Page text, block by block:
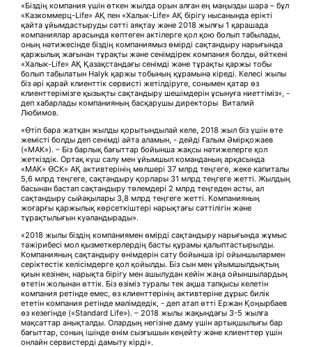
«Біздің компания үшін өткен жылда орын алған ең маңызды шара – бұл
«Казкоммерц-Life» АҚ пен «Халык-Life» АҚ бірігу нысанында ерікті
қайта ұйымдастыруды сәтті аяқтау және 2018 жылғы 1 қарашада
компаниялар арасында көптеген актілерге қол қою болып табылады,
оның нәтижесінде біздің компаниямыз өмірді сақтандыру нарығында
қаржылық жағынан тұрақты және сенімдірек компания болды, өйткені
«Халык-Life» АҚ Қазақстандағы сенімді және тұрақты қаржы тобы
болып табылатын Halyk қаржы тобының құрамына кіреді. Келесі жылы
біз әрі қарай клиенттік сервисті жетілдіруге, сонымен қатар өз
клиенттерімізге қызықты сақтандыру шешімдерін ұсынуға ниеттіміз», -
деп хабарлады компанияның басқарушы директоры Виталий
Любимов.
«Өтіп бара жатқан жылды қорытындылай келе, 2018 жыл біз үшін өте
жемісті болды деп сенімді айта аламын, - дейді Ғалым Әмірқожаев
(«МАК»). – Біз барлық бағыттар бойынша жақсы нәтижелерге қол
жеткіздік. Ортақ күш салу мен ұйымшыл команданың арқасында
«МАК» ӨСК» АҚ активтерінің мөлшері 37 млрд теңгеге, жеке капиталы
5,6 млрд теңгеге, сақтандыру қорлары 31 млрд теңгеге жетті. Жылдың
басынан бастап сақтандыру төлемдері 2 млрд теңгеден асты, ал
сақтандыру сыйақылары 3,8 млрд теңгеге жетті. Компанияның
жоғарғы қаржылық көрсеткіштері нарықтағы сәттілігін және
тұрақтылығын куәландырады».
«2018 жылы біздің компаниямен өмірді сақтандыру нарығында жұмыс
тәжірибесі мол қызметкерлердің басты құрамы қалыптастырылды.
Компанияның сақтандыру өнімдерін сату бойынша ірі ойыншылармен
серіктестік келісімдерге қол қойылды. Біз сын мен ұйымшылдықтың
қиын кезінен, нарықта бірігу мен ашылудан кейін жаңа ойыншылардың
өтетін жолынан өттік. Біз өзіміз туралы тек ақша тапқысы келетін
компания ретінде емес, өз клиенттерінің активтеріне дұрыс билік
ететін компания ретінде мәлімдедік, - деп атап өтті Ержан Қоңырбаев
өз кезегінде («Standard Life»). – 2018 жылы жақындағы 3-5 жылға
мақсаттар анықталды. Олардың негізіне даму үшін артықшылығы бар
бағыттар, соның ішінде өнім сызғышын кеңейту және клиенттер үшін
онлайн сервистерді дамыту кірді».